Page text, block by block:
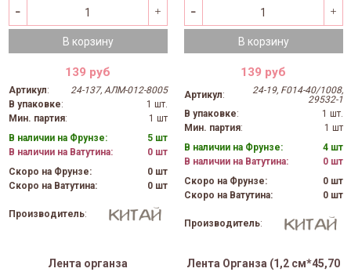
В корзину
139 руб
Артикул:
24-137, АЛМ-012-8005
В упаковке:
1 шт.
Мин. партия:
1 шт
В наличии на Фрунзе:
5 шт
В наличии на Ватутина:
0 шт
Скоро на Фрунзе:
0 шт
Скоро на Ватутина:
0 шт
Производитель:
В корзину
139 руб
Артикул:
24-19, F014-40/1008,
29532-1
В упаковке:
1 шт.
Мин. партия:
1 шт
В наличии на Фрунзе:
4 шт
В наличии на Ватутина:
0 шт
Скоро на Фрунзе:
0 шт
Скоро на Ватутина:
0 шт
Производитель:
Лента органза
Лента Органза (1,2 см*45,70